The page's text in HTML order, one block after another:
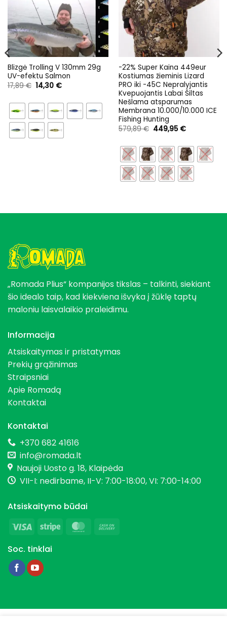
Blizgė Trolling V 130mm 29g
UV-efektu Salmon
17,89€ Original
price
17,89 €.
14,30 €Current
14,30 €.
-22% Super Kaina 449eur
Kostiumas žieminis Lizard
PRO iki -45C Nepralyjantis
Kvepuojantis Labai Šiltas
Nešlama atsparumas
Membrana 10.000/10.000 ICE
Fishing Hunting
579,89€ Original
price
579,89 €.
449,95 €Current
449,95 €.
„Romada Plius“ kompanijos tikslas – talkinti, siekiant
šio idealo taip, kad kiekviena išvyka į žūklę taptų
maloniu laisvalaikio praleidimu.
Informacija
Atsiskaitymas ir pristatymas
Prekių grąžinimas
Straipsniai
Apie Romadą
Kontaktai
Kontaktai
+370 682 41616
info@romada.lt
Naujoji Uosto g. 18, Klaipėda
VII-I: nedirbame, II-V: 7:00-18:00, VI: 7:00-14:00
Atsiskaitymo būdai
Visa
Stripe MasterCard
Soc. tinklai